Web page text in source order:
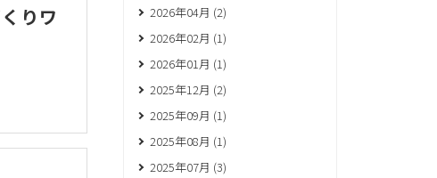
りワ
2026年04月 (2)
2026年02月 (1)
2026年01月 (1)
2025年12月 (2)
2025年09月 (1)
2025年08月 (1)
2025年07月 (3)